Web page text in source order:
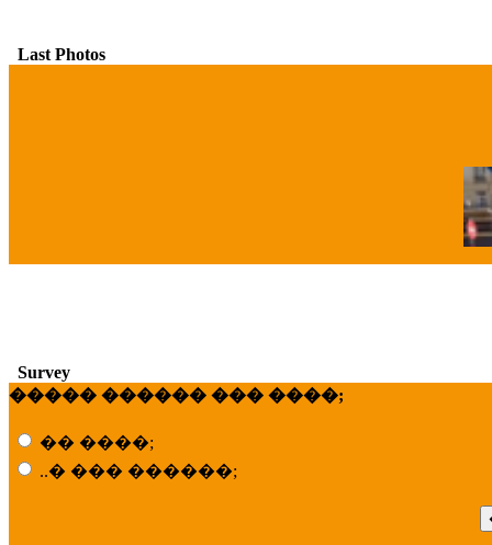
Last Photos
Survey
����� ������ ��� ����;
�� ����;
..� ��� ������;